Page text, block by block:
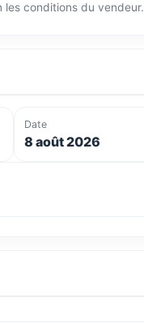
les conditions du vendeur.
Date
8 août 2026